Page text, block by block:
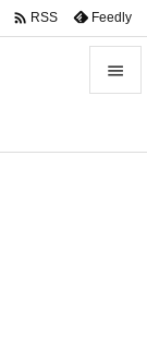

 RSS Feedly